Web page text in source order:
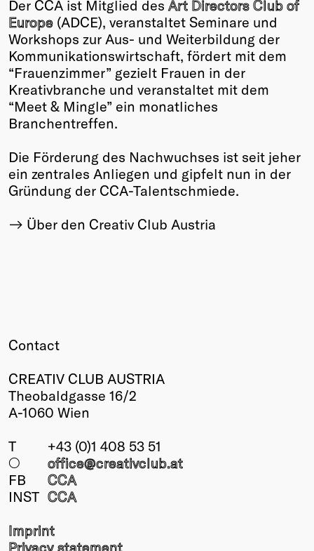
Der CCA ist Mitglied des Art Directors Club of
Europe (ADCE), veranstaltet Seminare und
Workshops zur Aus- und Weiterbildung der
Kommunikationswirtschaft, fördert mit dem
“Frauenzimmer” gezielt Frauen in der
Kreativbranche und veranstaltet mit dem
“Meet & Mingle” ein monatliches
Branchentreffen.
Die Förderung des Nachwuchses ist seit jeher
ein zentrales Anliegen und gipfelt nun in der
Gründung der CCA-Talentschmiede.
Über den Creativ Club Austria
Contact
CREATIV CLUB AUSTRIA
Theobaldgasse 16/2
A-1060 Wien
T
+43 (0)1 408 53 51
○
office@creativclub.at
FB
CCA
INST CCA
Imprint
Privacy statement